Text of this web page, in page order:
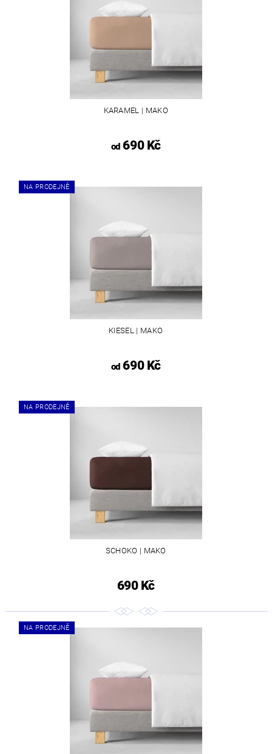
KARAMEL | MAKO
od690 Kč
NA PRODEJNĚ
KIESEL | MAKO
od690 Kč
NA PRODEJNĚ
SCHOKO | MAKO
690 Kč
NA PRODEJNĚ